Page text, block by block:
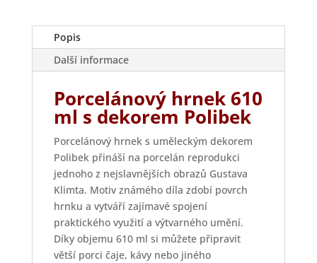
Popis
Další informace
Porcelánový hrnek 610
ml s dekorem Polibek
Porcelánový hrnek s uměleckým dekorem
Polibek přináší na porcelán reprodukci
jednoho z nejslavnějších obrazů Gustava
Klimta. Motiv známého díla zdobí povrch
hrnku a vytváří zajímavé spojení
praktického využití a výtvarného umění.
Díky objemu 610 ml si můžete připravit
větší porci čaje, kávy nebo jiného